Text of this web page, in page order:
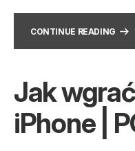
CONTINUE READING
Jak
iPhone |